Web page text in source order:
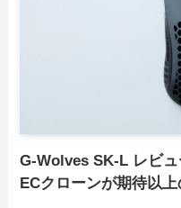
G-Wolves SK-L レビ
ECクローンが期待以